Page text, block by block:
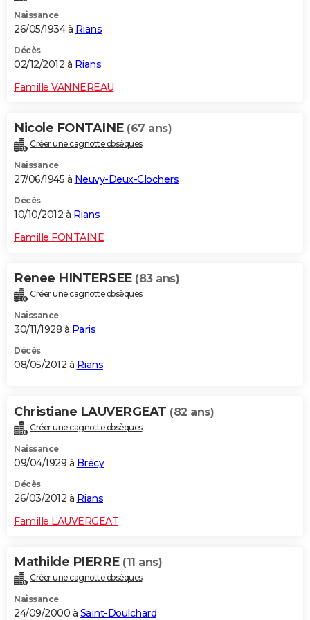
Naissance
26/05/1934 à Rians
Décès
02/12/2012 à Rians
Famille VANNEREAU
Nicole FONTAINE (67 ans)
Créer une cagnotte obsèques
Naissance
27/06/1945 à Neuvy-Deux-Clochers
Décès
10/10/2012 à Rians
Famille FONTAINE
Renee HINTERSEE (83 ans)
Créer une cagnotte obsèques
Naissance
30/11/1928 à Paris
Décès
08/05/2012 à Rians
Christiane LAUVERGEAT (82 ans)
Créer une cagnotte obsèques
Naissance
09/04/1929 à Brécy
Décès
26/03/2012 à Rians
Famille LAUVERGEAT
Mathilde PIERRE (11 ans)
Créer une cagnotte obsèques
Naissance
24/09/2000 à Saint-Doulchard